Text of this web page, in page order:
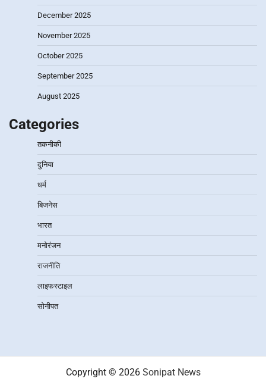
December 2025
November 2025
October 2025
September 2025
August 2025
Categories
तकनीकी
दुनिया
धर्म
बिजनेस
भारत
मनोरंजन
राजनीति
लाइफस्टाइल
सोनीपत
Copyright © 2026 Sonipat News